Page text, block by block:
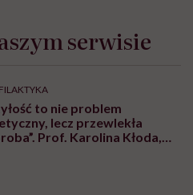
serwisie
to nie problem
lecz przewlekła
Prof. Karolina Kłoda,